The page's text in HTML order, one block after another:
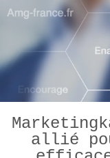
allié